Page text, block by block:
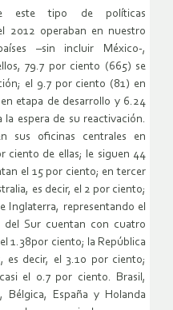
este tipo de políticas
2012 operaban en nuestro
–sin incluir México-,
79.7 por ciento (665) se
el 9.7 por ciento (81) en
etapa de desarrollo y 6.24
espera de su reactivación.
sus oficinas centrales en
ciento de ellas; le siguen 44
el 15 por ciento; en tercer
es decir, el 2 por ciento;
Inglaterra, representando el
Sur cuentan con cuatro
1.38por ciento; la República
es decir, el 3.10 por ciento;
el 0.7 por ciento. Brasil,
Bélgica, España y Holanda